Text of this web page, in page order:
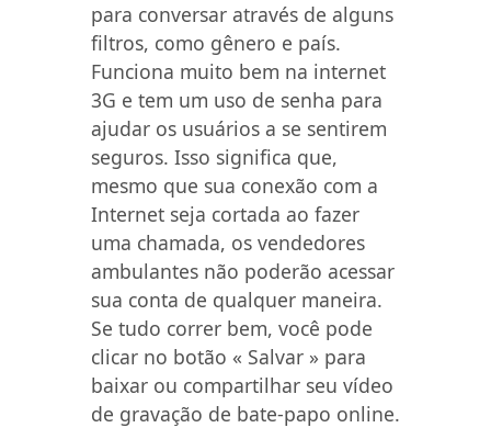
para conversar através de alguns
filtros, como gênero e país.
Funciona muito bem na internet
3G e tem um uso de senha para
ajudar os usuários a se sentirem
seguros. Isso significa que,
mesmo que sua conexão com a
Internet seja cortada ao fazer
uma chamada, os vendedores
ambulantes não poderão acessar
sua conta de qualquer maneira.
Se tudo correr bem, você pode
clicar no botão « Salvar » para
baixar ou compartilhar seu vídeo
de gravação de bate-papo online.